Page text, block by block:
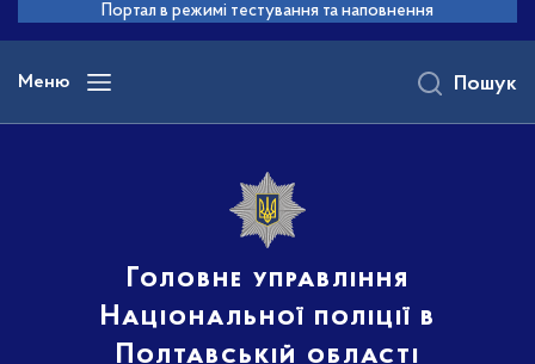
основного
вмісту
Портал в режимі тестування та наповнення
Меню
Головне управління
Національної поліції в
Полтавській області
Пошук